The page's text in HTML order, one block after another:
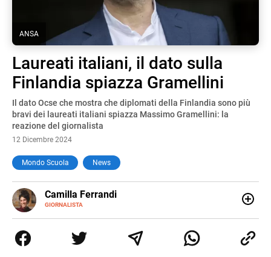
ANSA
Laureati italiani, il dato sulla
Finlandia spiazza Gramellini
Il dato Ocse che mostra che diplomati della Finlandia sono più
bravi dei laureati italiani spiazza Massimo Gramellini: la
reazione del giornalista
12 Dicembre 2024
Mondo Scuola News
Camilla Ferrandi
GIORNALISTA
E-
MAIL
LINKEDIN
di trasformare la passione per la scrittura in un lavoro, e
da lì non mi sono più fermata. L’attualità è il mio pane